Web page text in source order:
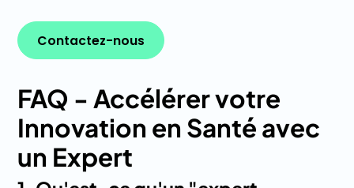
Contactez-nous
FAQ - Accélérer votre
Innovation en Santé avec
un Expert